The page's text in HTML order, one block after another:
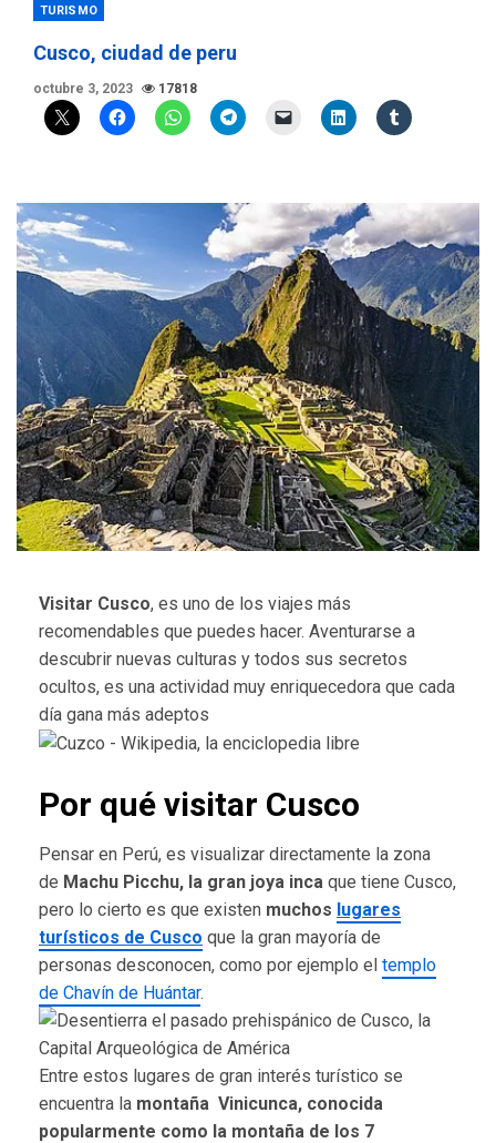
TURISMO
Cusco, ciudad de peru
octubre 3, 2023 17818
Visitar Cusco, es uno de los viajes más
recomendables que puedes hacer. Aventurarse a
descubrir nuevas culturas y todos sus secretos
ocultos, es una actividad muy enriquecedora que cada
día gana más adeptos
Por qué visitar Cusco
Pensar en Perú, es visualizar directamente la zona
de Machu Picchu, la gran joya inca que tiene Cusco,
pero lo cierto es que existen muchos lugares
turísticos de Cusco que la gran mayoría de
personas desconocen, como por ejemplo el templo
de Chavín de Huántar.
Entre estos lugares de gran interés turístico se
encuentra la montaña Vinicunca, conocida
popularmente como la montaña de los 7